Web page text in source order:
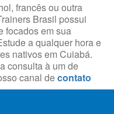
francês ou outra
Brasil possui
focados em sua
a qualquer hora e
nativos em Cuiabá.
consulta à um de
canal decontato